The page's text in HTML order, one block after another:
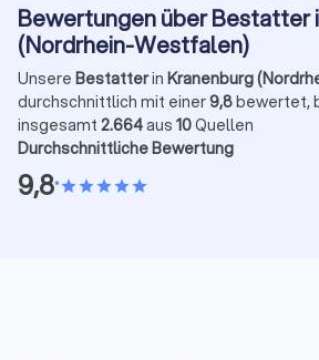
Bewertungen über Bestatter
(Nordrhein-Westfalen)
Unsere Bestatterin Kranenburg
durchschnittlich mit einer9,8bewertet,
insgesamt 2.664aus 10Quellen
Durchschnittliche Bewertung
9,8•starstarstarstarstar